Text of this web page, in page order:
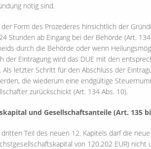
nötig sind.
der Form des Prozederes hinsichtlich der
Stunden ab Eingang bei der Behörde (Art.
durch die Behörde oder wenn
der Eintragung wird das DUE mit den
Als letzter Schritt für den Abschluss der
die wiederum eine endgültige
zurückschickt (Art. 134 Abs. 10).
und Gesellschaftsanteile (Art. 135
Teil des neuen 12. Kapitels darf die
von 120.202 EUR)